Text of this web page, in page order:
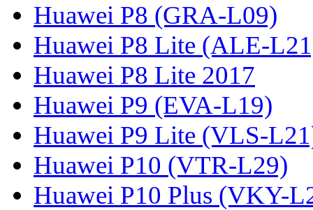
Huawei P8 (GRA-L09)
Huawei P8 Lite (ALE-
Huawei P8 Lite 2017
Huawei P9 (EVA-L19)
Huawei P9 Lite (VLS-
Huawei P10 (VTR-L29)
Huawei P10 Plus (VKY-